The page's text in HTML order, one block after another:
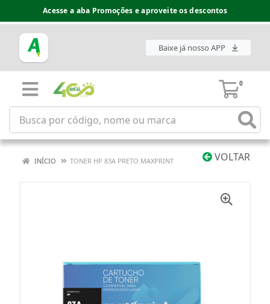
Acesse a aba Promoções e aproveite os descontos
Baixe já nosso APP
0
VOLTAR
INÍCIO TONER HP 83A PRETO MAXPRINT